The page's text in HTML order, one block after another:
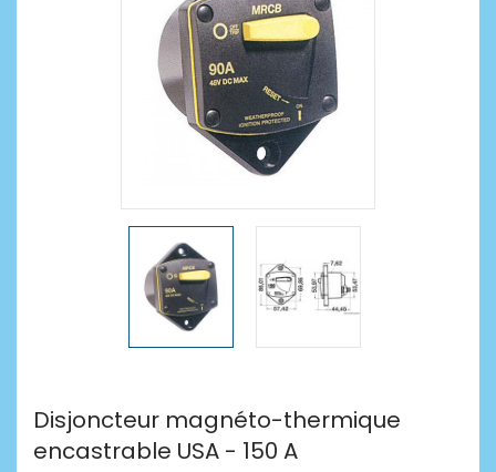
Disjoncteur magnéto-thermique
encastrable USA - 150 A